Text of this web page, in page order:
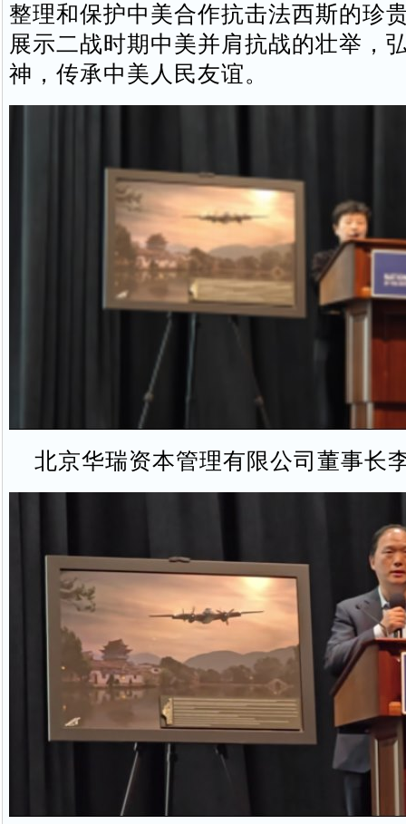
整理和保护中美合作抗击法西斯的珍
展示二战时期中美并肩抗战的壮举，
神，传承中美人民友谊。
北京华瑞资本管理有限公司董事长